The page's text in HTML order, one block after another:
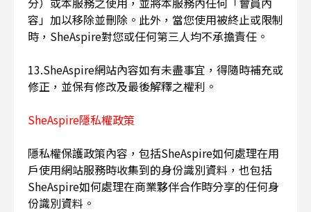
容」加以移除並刪除。此外，當您使用被終止或限制
時，SheAspire對您或任何第三人均不承擔責任。
13.SheAspire網站內容如有未盡事宜，得隨時補充或
修正，並保有修改及最後解釋之權利。
SheAspire隱私權政策
隱私權保護政策內容，包括SheAspire如何處理在用
戶使用網站服務時收集到的身份識別資料，也包括
SheAspire如何處理在商業夥伴合作時分享的任何身
份識別資料。